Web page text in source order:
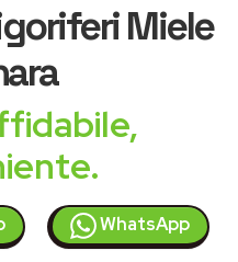
Miele
WhatsApp